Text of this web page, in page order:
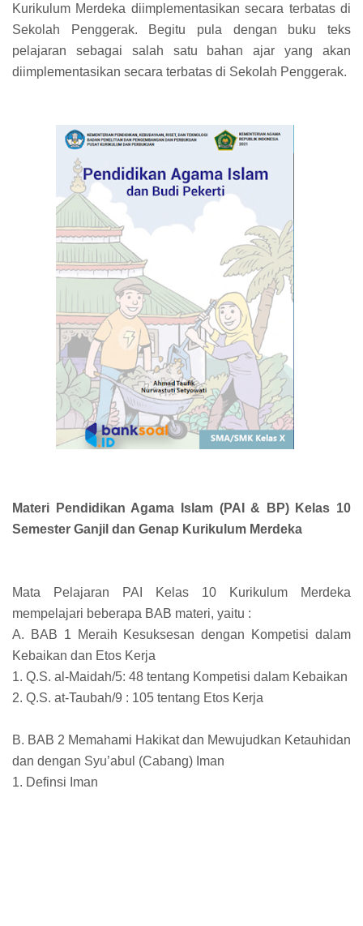
Kurikulum Merdeka diimplementasikan secara terbatas di
Sekolah Penggerak. Begitu pula dengan buku teks
pelajaran sebagai salah satu bahan ajar yang akan
diimplementasikan secara terbatas di Sekolah Penggerak.
Materi Pendidikan Agama Islam (PAI & BP) Kelas 10
Semester Ganjil dan Genap Kurikulum Merdeka
Mata Pelajaran PAI Kelas 10 Kurikulum Merdeka
mempelajari beberapa BAB materi, yaitu :
A. BAB 1 Meraih Kesuksesan dengan Kompetisi dalam
Kebaikan dan Etos Kerja
1. Q.S. al-Maidah/5: 48 tentang Kompetisi dalam Kebaikan
2. Q.S. at-Taubah/9 : 105 tentang Etos Kerja
B. BAB 2 Memahami Hakikat dan Mewujudkan Ketauhidan
dan dengan Syu’abul (Cabang) Iman
1. Definsi Iman